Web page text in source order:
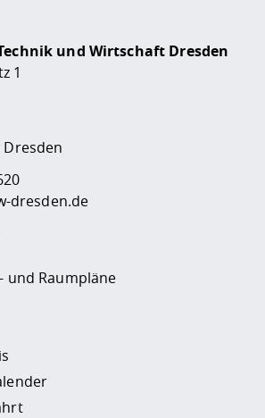
und Wirtschaft Dresden
1
Dresden
dresden.de
und Raumpläne